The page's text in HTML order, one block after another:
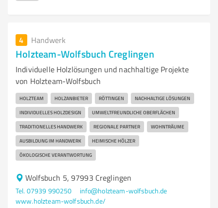
4 Handwerk
Holzteam-Wolfsbuch Creglingen
Individuelle Holzlösungen und nachhaltige Projekte
von Holzteam-Wolfsbuch
HOLZTEAM HOLZANBIETER RÖTTINGEN NACHHALTIGE LÖSUNGEN
INDIVIDUELLES HOLZDESIGN UMWELTFREUNDLICHE OBERFLÄCHEN
TRADITIONELLES HANDWERK REGIONALE PARTNER WOHNTRÄUME
AUSBILDUNG IM HANDWERK HEIMISCHE HÖLZER
ÖKOLOGISCHE VERANTWORTUNG
Wolfsbuch 5, 97993 Creglingen
Tel. 07939 990250
info@holzteam-wolfsbuch.de
www.holzteam-wolfsbuch.de/